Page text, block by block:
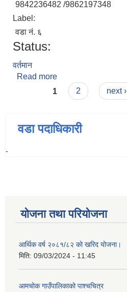
9842236482 /9862197348
Label:
वडा नं. ६
Status:
वर्तमान
Read more
Pages
1 2 next ›
वडा पदाधिकारी
-
योजना तथा परियोजना
आर्थिक वर्ष २०८१/८२ को खरिद योजना।
मिति: 09/03/2024 - 11:45
आमचोक गाउँपालिकाको पाश्चचित्र